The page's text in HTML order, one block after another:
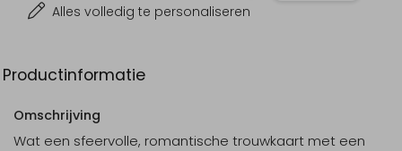
Alles volledig te personaliseren
Productinformatie
Omschrijving
Wat een sfeervolle, romantische trouwkaart met een